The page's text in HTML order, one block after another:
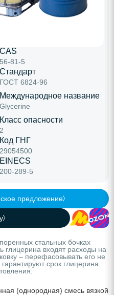
CAS
56-81-5
Стандарт
ГОСТ 6824-96
Международное название
Glycerine
Класс опасности
2
Код ГНГ
29054500
EINECS
200-289-5
предложение
стальных бочках
глицерина входят расходы на
– перефасовывать его не
срок глицерина
(однородная) смесь вязкой